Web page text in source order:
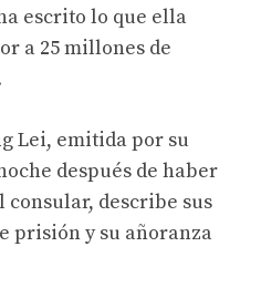
escrito lo que ella
a 25 millones de
Lei, emitida por su
después de haber
consular, describe sus
prisión y su añoranza